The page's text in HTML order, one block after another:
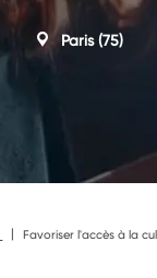
Paris(75)
Favoriser l'accès à la